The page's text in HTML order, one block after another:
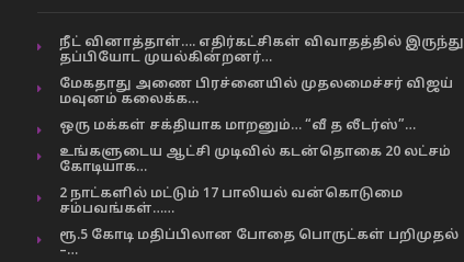
நீட் வினாத்தாள்…. எதிர்கட்சிகள் விவாதத்தில் இருந்து
தப்பியோட முயல்கின்றனர்…
மேகதாது அணை பிரச்னையில் முதலமைச்சர் விஜய்
மவுனம் கலைக்க…
ஒரு மக்கள் சக்தியாக மாறனும்… “வீ த லீடர்ஸ்”…
உங்களுடைய ஆட்சி முடிவில் கடன்தொகை 20 லட்சம்
கோடியாக…
2 நாட்களில் மட்டும் 17 பாலியல் வன்கொடுமை
சம்பவங்கள்……
ரூ.5 கோடி மதிப்பிலான போதை பொருட்கள் பறிமுதல்
–…